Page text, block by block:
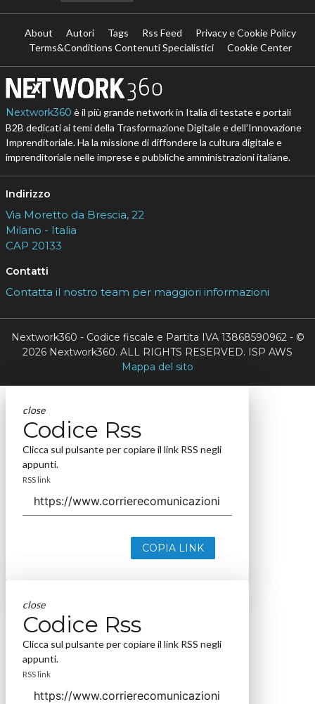
About Autori Tags Rss Feed
Privacy e Cookie Policy
Terms&Conditions Contenuti Specialistici
Cookie Center
Nextwork360 è il più grande network in Italia di testate e portali
B2B dedicati ai temi della Trasformazione Digitale e dell’Innovazione
Imprenditoriale. Ha la missione di diffondere la cultura digitale e
imprenditoriale nelle imprese e pubbliche amministrazioni italiane.
Indirizzo
Via Moretto da Brescia, 22
Milano - Italia
CAP 20133
Contatti
Contatta il nostro team per maggiori informazioni
Nextwork360 - Codice fiscale e Partita IVA 13868590962 - ©
2026 Nextwork360. ALL RIGHTS RESERVED. ISP AWS
Mappa del sito
close
Codice Rss
Clicca sul pulsante per copiare il link RSS negli
appunti.
RSS link
COPIA LINK
close
Codice Rss
Clicca sul pulsante per copiare il link RSS negli
appunti.
RSS link